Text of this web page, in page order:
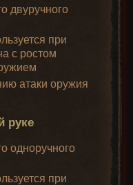
двуручного
при
с ростом
атаки оружия
руке
одноручного
при